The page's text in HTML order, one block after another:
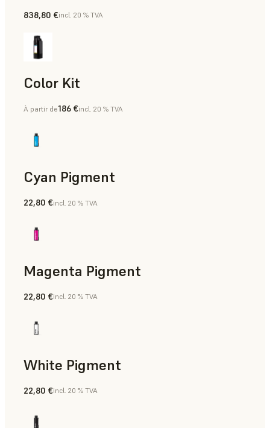
Aides à la fabrication, Outillage rapide, Pièces finales,
838,80 €incl. 20 % TVA
Color Kit
À partir de186 €incl. 20 % TVA
Cyan Pigment
22,80 €incl. 20 % TVA
Magenta Pigment
22,80 €incl. 20 % TVA
White Pigment
22,80 €incl. 20 % TVA